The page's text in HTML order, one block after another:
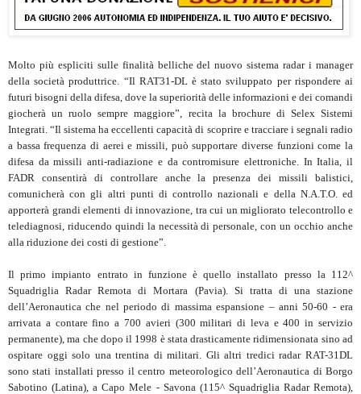
Molto più espliciti sulle finalità belliche del nuovo sistema radar i manager
della società produttrice. “Il RAT31-DL è stato sviluppato per rispondere ai
futuri bisogni della difesa, dove la superiorità delle informazioni e dei comandi
giocherà un ruolo sempre maggiore”, recita la brochure di Selex Sistemi
Integrati. “Il sistema ha eccellenti capacità di scoprire e tracciare i segnali radio
a bassa frequenza di aerei e missili, può supportare diverse funzioni come la
difesa da missili anti-radiazione e da contromisure elettroniche. In Italia, il
FADR consentirà di controllare anche la presenza dei missili balistici,
comunicherà con gli altri punti di controllo nazionali e della N.A.T.O. ed
apporterà grandi elementi di innovazione, tra cui un migliorato telecontrollo e
telediagnosi, riducendo quindi la necessità di personale, con un occhio anche
alla riduzione dei costi di gestione”.
Il primo impianto entrato in funzione è quello installato presso la 112^
Squadriglia Radar Remota di Mortara (Pavia). Si tratta di una stazione
dell’Aeronautica che nel periodo di massima espansione – anni 50-60 - era
arrivata a contare fino a 700 avieri (300 militari di leva e 400 in servizio
permanente), ma che dopo il 1998 è stata drasticamente ridimensionata sino ad
ospitare oggi solo una trentina di militari. Gli altri tredici radar RAT-31DL
sono stati installati presso il centro meteorologico dell’Aeronautica di Borgo
Sabotino (Latina), a Capo Mele - Savona (115^ Squadriglia Radar Remota),